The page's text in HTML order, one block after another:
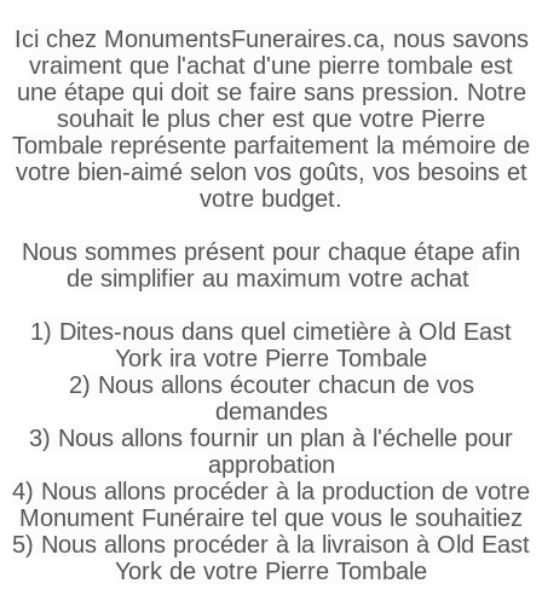
Ici chez MonumentsFuneraires.ca, nous savons
vraiment que l'achat d'une pierre tombale est
une étape qui doit se faire sans pression. Notre
souhait le plus cher est que votre Pierre
Tombale représente parfaitement la mémoire de
votre bien-aimé selon vos goûts, vos besoins et
votre budget.
Nous sommes présent pour chaque étape afin
de simplifier au maximum votre achat
1) Dites-nous dans quel cimetière à Old East
York ira votre Pierre Tombale
2) Nous allons écouter chacun de vos
demandes
3) Nous allons fournir un plan à l'échelle pour
approbation
4) Nous allons procéder à la production de votre
Monument Funéraire tel que vous le souhaitiez
5) Nous allons procéder à la livraison à Old East
York de votre Pierre Tombale